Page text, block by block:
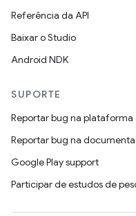
Referência da API
Baixar o Studio
Android NDK
SUPORTE
Reportar bug na plataforma
Reportar bug na
Google Play support
Participar de estudos de